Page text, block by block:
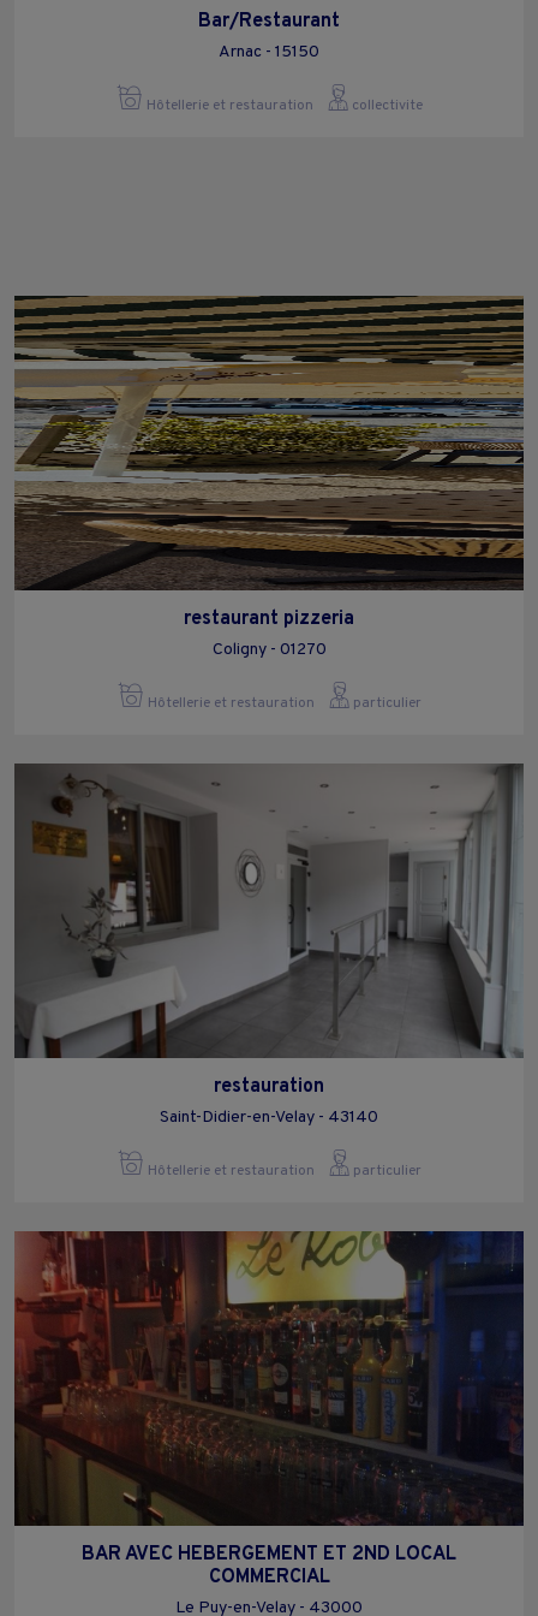
Bar/Restaurant
Arnac - 15150
Hôtellerie et restauration collectivite
restaurant pizzeria
Coligny - 01270
Hôtellerie et restauration particulier
restauration
Saint-Didier-en-Velay - 43140
Hôtellerie et restauration particulier
BAR AVEC HEBERGEMENT ET 2ND LOCAL
COMMERCIAL
Le Puy-en-Velay - 43000